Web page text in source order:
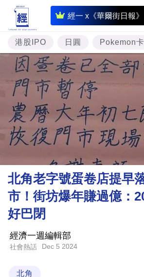
經一 x《華爾街日報》
即
時
財
經
專
題
投
資
樓
理
財
商
科
技
港股IPO 日圓 Pokemon卡
北角老字號蛋卷店提早
市！街坊爆年賺過億：
好巴閉
經濟一週編輯部
社會熱話 Dec 5 2024
北角